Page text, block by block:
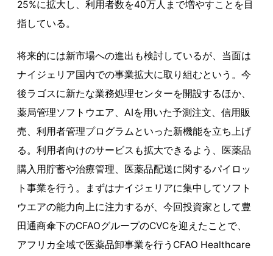
25%に拡大し、利用者数を40万人まで増やすことを目
指している。
将来的には新市場への進出も検討しているが、当面は
ナイジェリア国内での事業拡大に取り組むという。今
後ラゴスに新たな業務処理センターを開設するほか、
薬局管理ソフトウエア、AIを用いた予測注文、信用販
売、利用者管理プログラムといった新機能を立ち上げ
る。利用者向けのサービスも拡大できるよう、医薬品
購入用貯蓄や治療管理、医薬品配送に関するパイロッ
ト事業を行う。まずはナイジェリアに集中してソフト
ウエアの能力向上に注力するが、今回投資家として豊
田通商傘下のCFAOグループのCVCを迎えたことで、
アフリカ全域で医薬品卸事業を行うCFAO Healthcare